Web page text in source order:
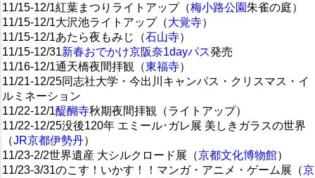
11/15-12/1紅葉まつりライトアップ（梅小路公園朱雀の庭）
11/15-12/1大沢池ライトアップ（大覚寺）
11/15-12/1あたら夜もみじ（石山寺）
11/15-12/31新春おでかけ京阪奈1dayパス発売
11/16-12/1通天橋夜間拝観（東福寺）
11/21-12/25同志社大学・今出川キャンパス・クリスマス・イ
ルミネーション
11/22-12/1醍醐寺秋期夜間拝観（ライトアップ）
11/22-12/25没後120年 エミール･ガレ展 美しきガラスの世界
（JR京都伊勢丹）
11/23-2/2世界遺産 大シルクロード展（京都文化博物館）
11/23-3/31のこす！いかす！！マンガ・アニメ・ゲーム展（京